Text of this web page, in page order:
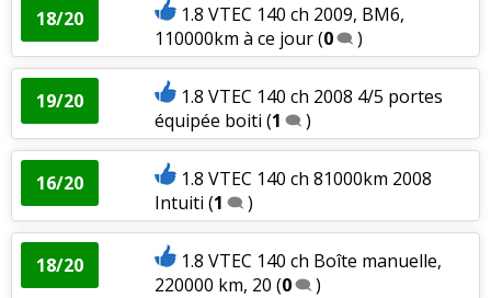
18/20
1.8 VTEC 140 ch 2009, BM6,
110000km à ce jour(0 )
19/20
1.8 VTEC 140 ch 2008 4/5 portes
équipée boiti (1 )
16/20
1.8 VTEC 140 ch 81000km 2008
Intuiti (1 )
18/20
1.8 VTEC 140 ch Boîte manuelle,
220000 km, 20 (0 )